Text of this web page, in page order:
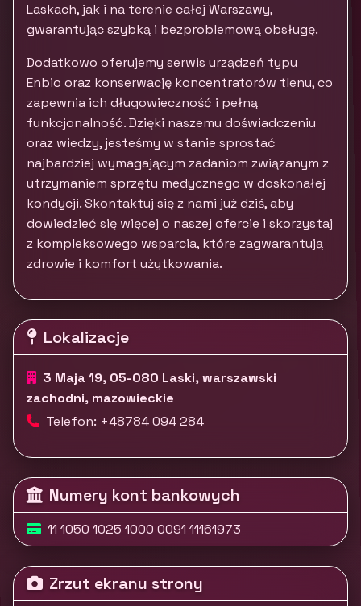
Laskach, jak i na terenie całej Warszawy,
gwarantując szybką i bezproblemową obsługę.
Dodatkowo oferujemy serwis urządzeń typu
Enbio oraz konserwację koncentratorów tlenu, co
zapewnia ich długowieczność i pełną
funkcjonalność. Dzięki naszemu doświadczeniu
oraz wiedzy, jesteśmy w stanie sprostać
najbardziej wymagającym zadaniom związanym z
utrzymaniem sprzętu medycznego w doskonałej
kondycji. Skontaktuj się z nami już dziś, aby
dowiedzieć się więcej o naszej ofercie i skorzystaj
z kompleksowego wsparcia, które zagwarantują
zdrowie i komfort użytkowania.
Lokalizacje
3 Maja 19, 05-080 Laski, warszawski
zachodni, mazowieckie
Telefon: +48784 094 284
Numery kont bankowych
11 1050 1025 1000 0091 11161973
Zrzut ekranu strony